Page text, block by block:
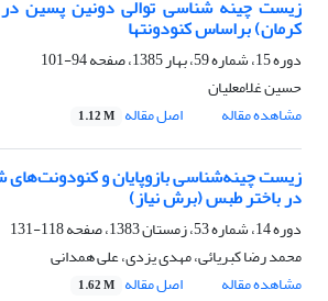
زیست چینه شناسی توالی دونین پسین
کرمان) براساس کنودونتها
دوره 15، شماره 59، بهار 1385، صفحه
94-101
حسین غلامعلیان
مشاهده مقاله
اصل مقاله 1.12 M
زیست چینه‌شناسی بازوپایان و
در باختر طبس (برش نیاز)
دوره 14، شماره 53، زمستان 1383، صفحه
118-131
محمد رضا کبریائی، مهدی یزدی، علی همدانی
مشاهده مقاله
اصل مقاله 1.62 M